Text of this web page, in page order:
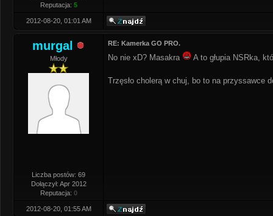
Reputacja: 5
2012-08-20, 01:01 AM
murgal
Młody
Liczba postów: 69
Dołączył: Apr 2012
Reputacja: 0
RE: Kamerka GO PRO.
No nie xD? Masakra A to głupia NSRka,
Trzęsło cholerą w chuj, bo to na przyssawce
2012-08-20, 01:55 AM